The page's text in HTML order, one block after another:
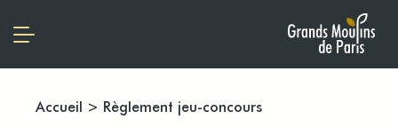
Accueil > Règlement jeu-concours